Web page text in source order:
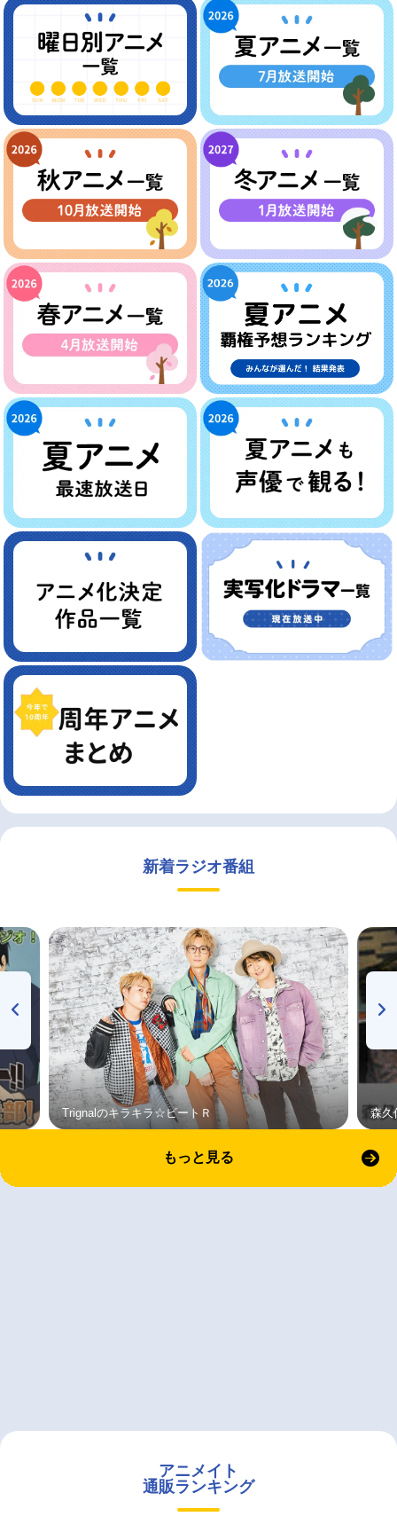
新着ラジオ番組
Trignalのキラキラ☆ビートＲ 森久
もっと見る
アニメイト
通販ランキング